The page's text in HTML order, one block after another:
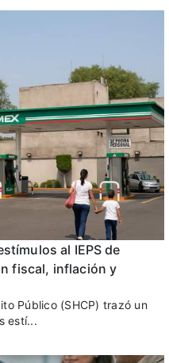
al IEPS de
fiscal, inflación y
Público (SHCP) trazó un
estí...